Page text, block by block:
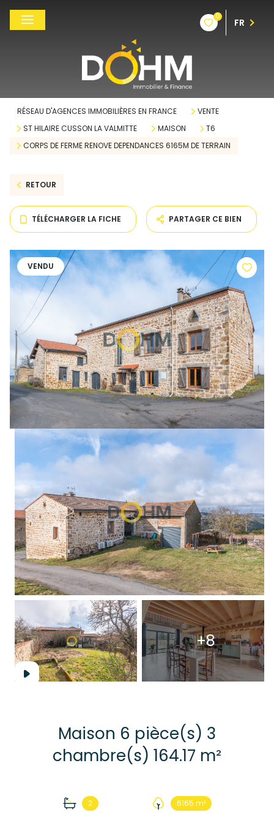
0
FR
RÉSEAU D'AGENCES IMMOBILIÈRES EN FRANCE
VENTE
ST HILAIRE CUSSON LA VALMITTE
MAISON
T6
CORPS DE FERME RENOVE DEPENDANCES 6165M DE TERRAIN
RETOUR
TÉLÉCHARGER LA FICHE PARTAGER CE BIEN
VENDU
+8
Maison 6 pièce(s) 3
chambre(s) 164.17 m²
2 6165 m²